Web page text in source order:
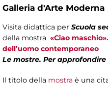
Galleria d'Arte Moderna
Visita didattica per Scuola
della mostra «Ciao
dell’uomo contemporaneo
Le mostre. Per approfondire
Il titolo della mostra è una